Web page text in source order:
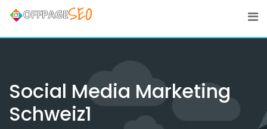
Skip
content
Social Media Marketing
Schweiz1